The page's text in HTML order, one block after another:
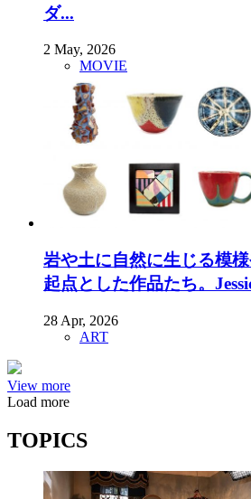
ダ...
2 May, 2026
MOVIE
岩や土に自然に生じる模
起点とした作品たち。
28 Apr, 2026
ART
View more
Load more
TOPICS